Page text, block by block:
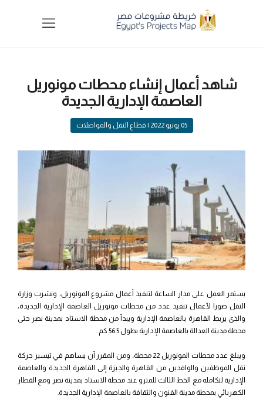
شاهد أعمال إنشاء محطات مونوريل
العاصمة الإدارية الجديدة
05 يونيو 2022 | قطاع النقل والمواصلات
يستمر العمل على مدار الساعة لتنفيذ أعمال مشروع المونوريل، ونشرت وزارة
النقل صورا لأعمال تنفيذ عدد من محطات مونوريل العاصمة الإدارية الجديدة،
والذى يربط القاهرة بالعاصمة الإدارية ويبدأ من محطة الاستاد بمدينة نصر حتى
محطة مدينة العدالة بالعاصمة الإدارية بطول 56.5 كم .
ويبلغ عدد محطات المونوريل 22 محطة، ومن المقرر أن يساهم في تيسير حركة
نقل الموظفين والوافدين من ‏القاهرة والجيزة إلى القاهرة الجديدة والعاصمة
الإدارية لتكامله مع الخط الثالث للمترو عند محطة الاستاد بمدينة نصر ومع القطار
الكهربائي بمحطة مدينة ‏الفنون والثقافة بالعاصمة الإدارية الجديدة.